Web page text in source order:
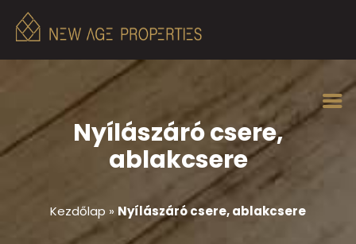
Nyílászáró csere,
ablakcsere
Kezdőlap » Nyílászáró csere, ablakcsere